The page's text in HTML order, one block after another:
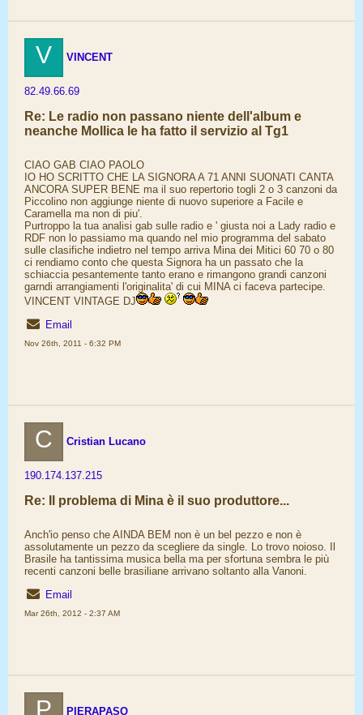
V VINCENT
82.49.66.69
Re: Le radio non passano niente dell'album e
neanche Mollica le ha fatto il servizio al Tg1
CIAO GAB CIAO PAOLO
IO HO SCRITTO CHE LA SIGNORA A 71 ANNI SUONATI CANTA
ANCORA SUPER BENE ma il suo repertorio togli 2 o 3 canzoni da
Piccolino non aggiunge niente di nuovo superiore a Facile e
Caramella ma non di piu'.
Purtroppo la tua analisi gab sulle radio e ' giusta noi a Lady radio e
RDF non lo passiamo ma quando nel mio programma del sabato
sulle clasifiche indietro nel tempo arriva Mina dei Mitici 60 70 o 80
ci rendiamo conto che questa Signora ha un passato che la
schiaccia pesantemente tanto erano e rimangono grandi canzoni
garndi arrangiamenti l'originalita' di cui MINA ci faceva partecipe.
VINCENT VINTAGE DJ
Email
Nov 26th, 2011 - 6:32 PM
C Cristian Lucano
190.174.137.215
Re: Il problema di Mina è il suo produttore...
Anch'io penso che AINDA BEM non è un bel pezzo e non è
assolutamente un pezzo da scegliere da single. Lo trovo noioso. Il
Brasile ha tantissima musica bella ma per sfortuna sembra le più
recenti canzoni belle brasiliane arrivano soltanto alla Vanoni.
Email
Mar 26th, 2012 - 2:37 AM
P PIERAPASO